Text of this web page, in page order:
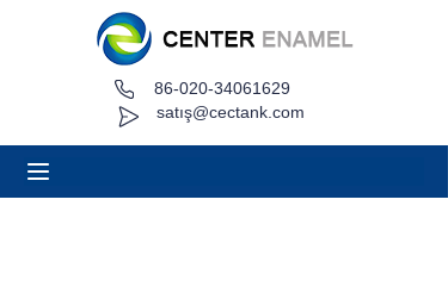
satış@cectank.com
86-020-34061629
Hakkında